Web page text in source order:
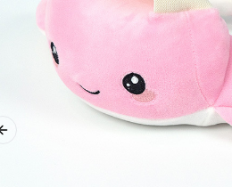
Previous slide